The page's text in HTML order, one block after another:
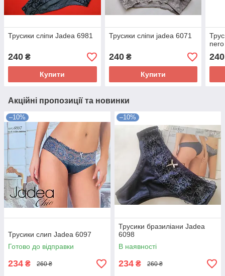
Трусики сліпи Jadea 6981
240 ₴
Купити
Трусики сліпи jadea 6071
240₴
Купити
nero
240
Акційні пропозиції та новинки
–10%
Трусики слип Jadea 6097
Готово до відправки
234 ₴ 260 ₴
–10%
Трусики бразиліани Jadea
6098
В наявності
234 ₴ 260 ₴